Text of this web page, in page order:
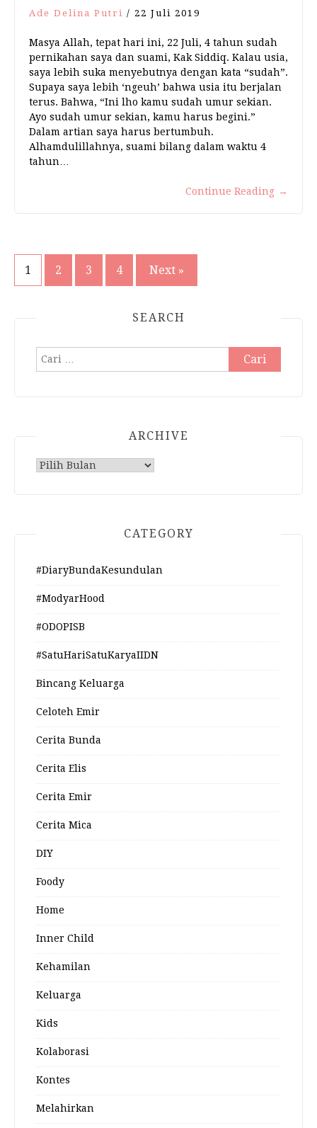
Ade Delina Putri / 22 Juli 2019
Masya Allah, tepat hari ini, 22 Juli, 4 tahun sudah
pernikahan saya dan suami, Kak Siddiq. Kalau usia,
saya lebih suka menyebutnya dengan kata “sudah”.
Supaya saya lebih ‘ngeuh’ bahwa usia itu berjalan
terus. Bahwa, “Ini lho kamu sudah umur sekian.
Ayo sudah umur sekian, kamu harus begini.”
Dalam artian saya harus bertumbuh.
Alhamdulillahnya, suami bilang dalam waktu 4
tahun…
Continue Reading →
Navigasi
1 2 3 4 Next »
SEARCH
Cari
untuk:
ARCHIVE
Archive
CATEGORY
#DiaryBundaKesundulan
#ModyarHood
#ODOPISB
#SatuHariSatuKaryaIIDN
Bincang Keluarga
Celoteh Emir
Cerita Bunda
Cerita Elis
Cerita Emir
Cerita Mica
DIY
Foody
Home
Inner Child
Kehamilan
Keluarga
Kids
Kolaborasi
Kontes
Melahirkan